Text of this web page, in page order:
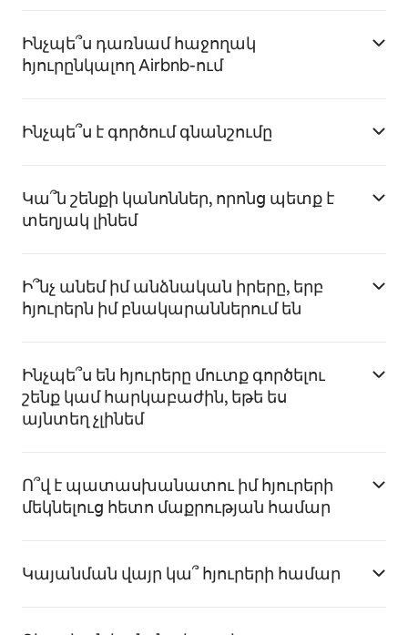
Ինչպե՞ս դառնամ հաջողակ
հյուրընկալող Airbnb-ում
Ինչպե՞ս է գործում գնանշումը
Կա՞ն շենքի կանոններ, որոնց պետք է
տեղյակ լինեմ
Ի՞նչ անեմ իմ անձնական իրերը, երբ
հյուրերն իմ բնակարաններում են
Ինչպե՞ս են հյուրերը մուտք գործելու
շենք կամ հարկաբաժին, եթե ես
այնտեղ չլինեմ
Ո՞վ է պատասխանատու իմ հյուրերի
մեկնելուց հետո մաքրության համար
Կայանման վայր կա՞ հյուրերի համար